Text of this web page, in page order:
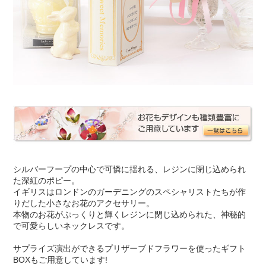
シルバーフープの中心で可憐に揺れる、レジンに閉じ込められ
た深紅のポピー。
イギリスはロンドンのガーデニングのスペシャリストたちが作
りだした小さなお花のアクセサリー。
本物のお花がぷっくりと輝くレジンに閉じ込められた、神秘的
で可愛らしいネックレスです。
サプライズ演出ができるプリザーブドフラワーを使ったギフト
BOXもご用意しています!